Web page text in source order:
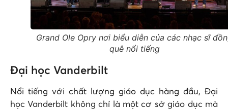
Grand Ole Opry nơi biểu diễn của các nhạc sĩ
quê nổi tiếng
Đại học Vanderbilt
Nổi tiếng với chất lượng giáo dục hàng đầu, Đại
học Vanderbilt không chỉ là một cơ sở giáo dục mà